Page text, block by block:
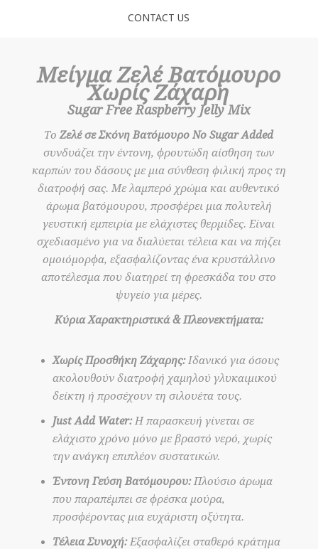
CONTACT US
Μείγμα Ζελέ Βατόμουρο
Χωρίς Ζάχαρη
Sugar Free Raspberry Jelly Mix
ΤοΖελέ σε Σκόνη Βατόμουρο No Sugar Added
συνδυάζει την έντονη, φρουτώδη αίσθηση των
καρπών του δάσους με μια σύνθεση φιλική προς τη
διατροφή σας. Με λαμπερό χρώμα και αυθεντικό
άρωμα βατόμουρου, προσφέρει μια πολυτελή
γευστική εμπειρία με ελάχιστες θερμίδες. Είναι
σχεδιασμένο για να διαλύεται τέλεια και να πήζει
ομοιόμορφα, εξασφαλίζοντας ένα κρυστάλλινο
αποτέλεσμα που διατηρεί τη φρεσκάδα του στο
ψυγείο για μέρες.
Κύρια Χαρακτηριστικά & Πλεονεκτήματα:
Χωρίς Προσθήκη Ζάχαρης:Ιδανικό για όσους
ακολουθούν διατροφή χαμηλού γλυκαιμικού
δείκτη ή προσέχουν τη σιλουέτα τους.
Just Add Water:Η παρασκευή γίνεται σε
ελάχιστο χρόνο μόνο με βραστό νερό, χωρίς
την ανάγκη επιπλέον συστατικών.
Έντονη Γεύση Βατόμουρου:Πλούσιο άρωμα
που παραπέμπει σε φρέσκα μούρα,
προσφέροντας μια ευχάριστη οξύτητα.
Τέλεια Συνοχή:Εξασφαλίζει σταθερό κράτημα